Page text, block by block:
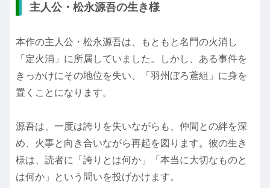
主人公・松永源吾の生き様
本作の主人公・松永源吾は、もともと名門の火消し
「定火消」に所属していました。しかし、ある事件を
きっかけにその地位を失い、「羽州ぼろ鳶組」に身を
置くことになります。
源吾は、一度は誇りを失いながらも、仲間との絆を深
め、火事と向き合いながら再起を図ります。彼の生き
様は、読者に「誇りとは何か」「本当に大切なものと
は何か」という問いを投げかけます。